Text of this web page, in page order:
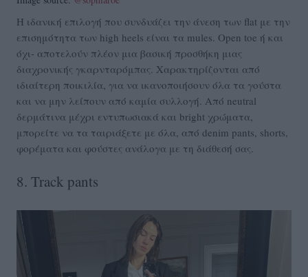
Η ιδανική επιλογή που συνδυάζει την άνεση των flat με την
επισημότητα των high heels είναι τα mules. Open toe ή και
όχι- αποτελούν πλέον μια βασική προσθήκη μιας
διαχρονικής γκαρνταρόμπας. Χαρακτηρίζονται από
ιδιαίτερη ποικιλία, για να ικανοποιήσουν όλα τα γούστα
και να μην λείπουν από καμία συλλογή. Από neutral
δερμάτινα μέχρι εντυπωσιακά και bright χρώματα,
μπορείτε να τα ταιριάξετε με όλα, από denim pants, shorts,
φορέματα και φούστες ανάλογα με τη διάθεσή σας.
8. Track pants